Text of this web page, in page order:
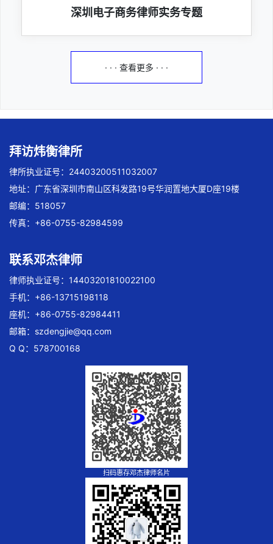
深圳电子商务律师实务专题
· · · 查看更多 · · ·
拜访炜衡律所
律所执业证号：24403200511032007
地址：广东省深圳市南山区科发路19号华润置地大厦D座19楼
邮编：518057
传真：+86-0755-82984599
联系邓杰律师
律师执业证号：14403201810022100
手机：+86-13715198118
座机：+86-0755-82984411
邮箱： szdengjie@qq.com
Q Q：578700168
扫码惠存邓杰律师名片